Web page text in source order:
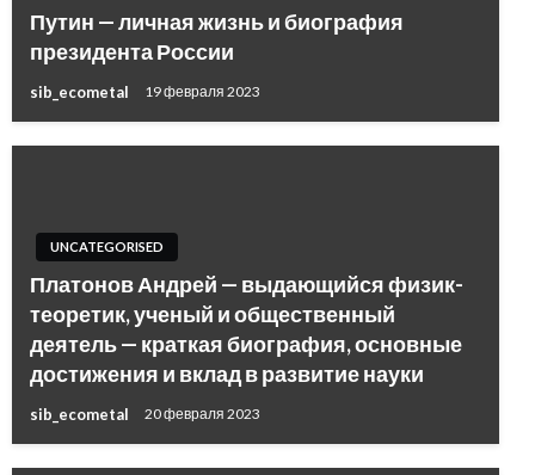
Путин — личная жизнь и биография
президента России
sib_ecometal 19 февраля 2023
UNCATEGORISED
Платонов Андрей — выдающийся физик-
теоретик, ученый и общественный
деятель — краткая биография, основные
достижения и вклад в развитие науки
sib_ecometal 20 февраля 2023